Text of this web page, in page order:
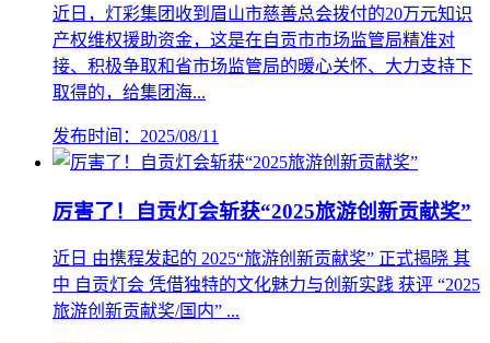
近日，灯彩集团收到眉山市慈善总会拨付的20万元知识
产权维权援助资金，这是在自贡市市场监管局精准对
接、积极争取和省市场监管局的暖心关怀、大力支持下
取得的，给集团海...
发布时间：2025/08/11
厉害了！自贡灯会斩获“2025旅游创新贡献奖”
近日 由携程发起的 2025“旅游创新贡献奖” 正式揭晓 其
中 自贡灯会 凭借独特的文化魅力与创新实践 获评 “2025
旅游创新贡献奖/国内” ...